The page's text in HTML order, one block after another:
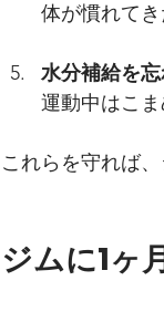
体が慣れて
水分補給を
運動中はこ
これらを守れば
ジムに1ヶ